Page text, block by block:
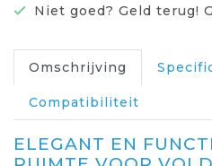
Niet goed? Geld terug!
Omschrijving
Compatibiliteit
ELEGANT EN